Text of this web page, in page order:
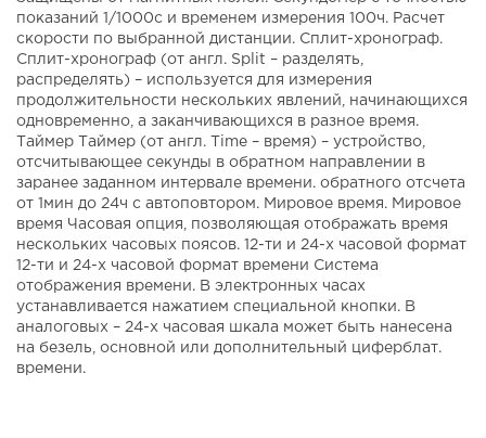
показаний 1/1000с и временем измерения 100ч. Расчет
скорости по выбранной дистанции. Сплит-хронограф.
Сплит-хронограф (от англ. Split – разделять,
распределять) – используется для измерения
продолжительности нескольких явлений, начинающихся
одновременно, а заканчивающихся в разное время.
Таймер Таймер (от англ. Time – время) – устройство,
отсчитывающее секунды в обратном направлении в
заранее заданном интервале времени. обратного отсчета
от 1мин до 24ч с автоповтором. Мировое время. Мировое
время Часовая опция, позволяющая отображать время
нескольких часовых поясов. 12-ти и 24-х часовой формат
12-ти и 24-х часовой формат времени Система
отображения времени. В электронных часах
устанавливается нажатием специальной кнопки. В
аналоговых – 24-х часовая шкала может быть нанесена
на безель, основной или дополнительный циферблат.
времени.